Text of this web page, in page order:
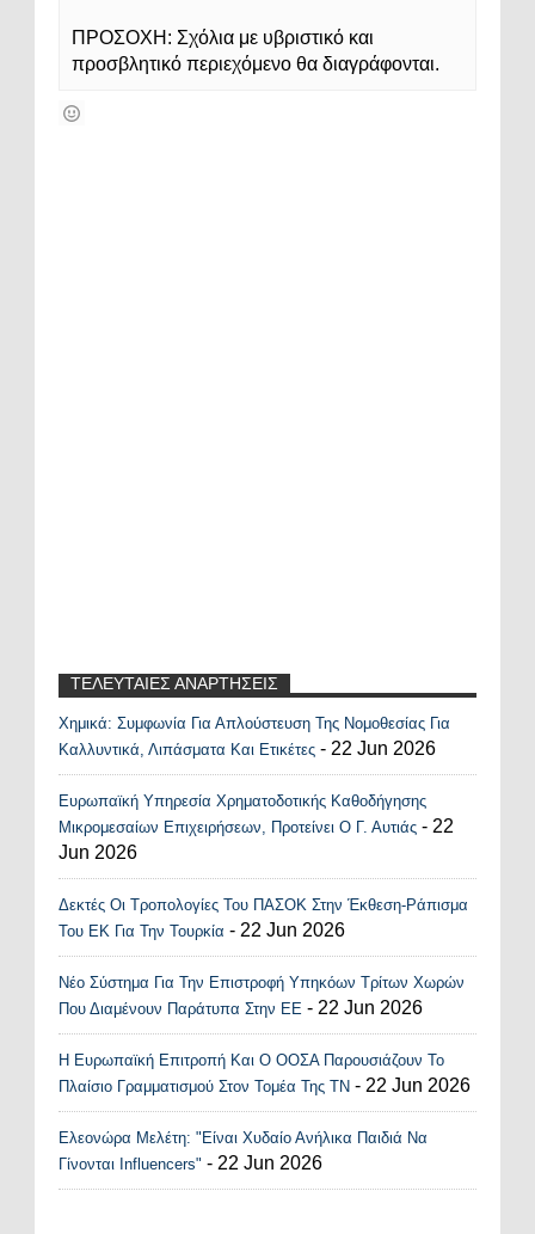
ΠΡΟΣΟΧΗ: Σχόλια με υβριστικό και
προσβλητικό περιεχόμενο θα διαγράφονται.
ΤΕΛΕΥΤΑΙΕΣ ΑΝΑΡΤΗΣΕΙΣ
Recent Posts Widget
Χημικά: Συμφωνία Για Απλούστευση Της Νομοθεσίας Για
Καλλυντικά, Λιπάσματα Και Ετικέτες - 22 Jun 2026
Ευρωπαϊκή Υπηρεσία Χρηματοδοτικής Καθοδήγησης
Μικρομεσαίων Επιχειρήσεων, Προτείνει Ο Γ. Αυτιάς - 22
Jun 2026
Δεκτές Οι Τροπολογίες Του ΠΑΣΟΚ Στην Έκθεση-Ράπισμα
Του ΕΚ Για Την Τουρκία - 22 Jun 2026
Νέο Σύστημα Για Την Επιστροφή Υπηκόων Τρίτων Χωρών
Που Διαμένουν Παράτυπα Στην ΕΕ - 22 Jun 2026
Η Ευρωπαϊκή Επιτροπή Και Ο ΟΟΣΑ Παρουσιάζουν Το
Πλαίσιο Γραμματισμού Στον Τομέα Της ΤΝ - 22 Jun 2026
Ελεονώρα Μελέτη: "Είναι Χυδαίο Ανήλικα Παιδιά Να
Γίνονται Influencers" - 22 Jun 2026